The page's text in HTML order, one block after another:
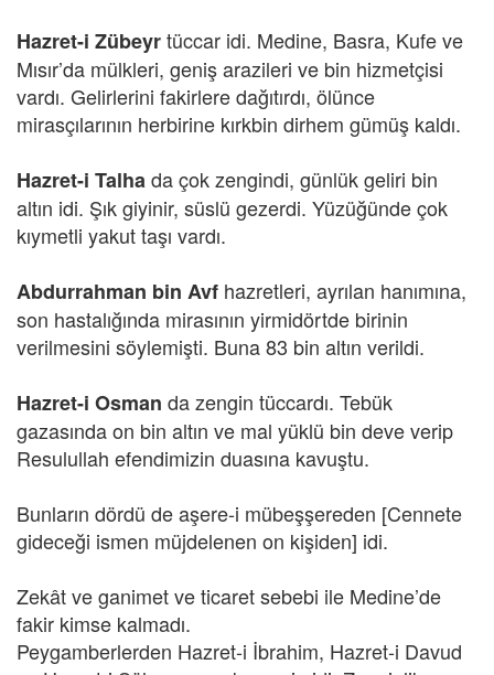
Hazret-i Zübeyrtüccar idi. Medine, Basra, Kufe ve
Mısır’da mülkleri, geniş arazileri ve bin hizmetçisi
vardı. Gelirlerini fakirlere dağıtırdı, ölünce
mirasçılarının herbirine kırkbin dirhem gümüş kaldı.
Hazret-i Talhada çok zengindi, günlük geliri bin
altın idi. Şık giyinir, süslü gezerdi. Yüzüğünde çok
kıymetli yakut taşı vardı.
Abdurrahman bin Avf hazretleri, ayrılan hanımına,
son hastalığında mirasının yirmidörtde birinin
verilmesini söylemişti. Buna 83 bin altın verildi.
Hazret-i Osman da zengin tüccardı. Tebük
gazasında on bin altın ve mal yüklü bin deve verip
Resulullah efendimizin duasına kavuştu.
Bunların dördü de aşere-i mübeşşereden [Cennete
gideceği ismen müjdelenen on kişiden] idi.
Zekât ve ganimet ve ticaret sebebi ile Medine’de
fakir kimse kalmadı.
Peygamberlerden Hazret-i İbrahim, Hazret-i Davud